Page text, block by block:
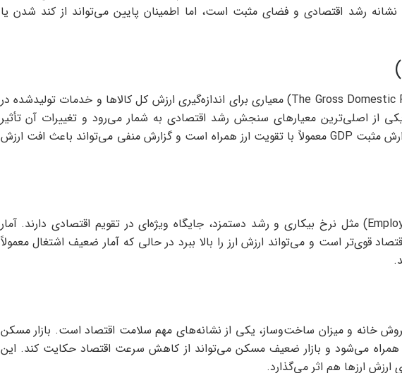
نشانه رشد اقتصادی و فضای مثبت است، اما اطمینان پایین می‌تواند از کند شدن یا
تولید ناخالص داخلی (The Gross Domestic Product) معیاری برای اندازه‌گیری ارزش کل کالاها و خدمات تولیدشده در
اصلی‌ترین معیارهای سنجش رشد اقتصادی به شمار می‌رود و تغییرات آن تأثیر
مستقیمی بر ارزش پول دارد. گزارش مثبت GDP معمولاً با تقویت ارز همراه است و گزارش منفی می‌تواند باعث افت ارزش
داده‌های اشتغال (Employment data) مثل نرخ بیکاری و رشد دستمزد، جایگاه ویژه‌ای در تقویم اقتصادی دارند. آمار
قوی‌تر است و می‌تواند ارزش ارز را بالا ببرد در حالی که آمار ضعیف اشتغال معمولاً
خانه و میزان ساخت‌وساز، یکی از نشانه‌های مهم سلامت اقتصاد است. بازار مسکن
همراه می‌شود و بازار ضعیف مسکن می‌تواند از کاهش سرعت اقتصاد حکایت کند. این
ارزها هم اثر می‌گذارد.